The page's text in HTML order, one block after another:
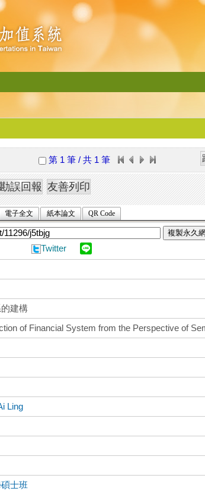
第 1 筆 / 共 1 筆
電子全文 紙本論文 QR Code
複製永久
Twitter
建構
of Financial System from the Perspective of
Ling
士班